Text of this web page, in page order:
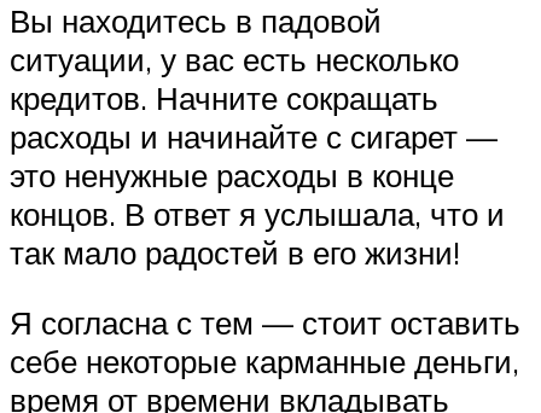
Вы находитесь в падовой
ситуации, у вас есть несколько
кредитов. Начните сокращать
расходы и начинайте с сигарет —
это ненужные расходы в конце
концов. В ответ я услышала, что и
так мало радостей в его жизни!
Я согласна с тем — стоит оставить
себе некоторые карманные деньги,
время от времени вкладывать